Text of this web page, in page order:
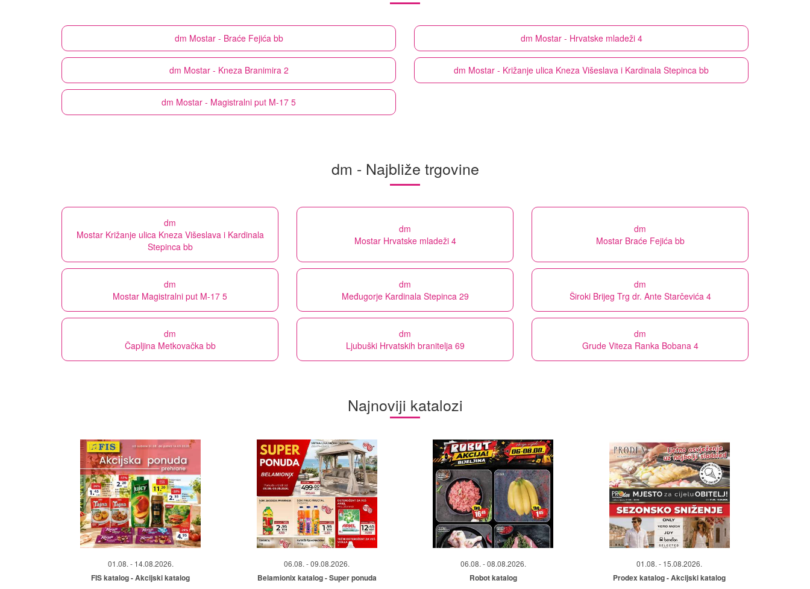
dm Mostar - Braće Fejića bb dm Mostar - Hrvatske mladeži 4
dm Mostar - Kneza Branimira 2 dm Mostar - Križanje ulica Kneza Višeslava i Kardinala Stepinca bb
dm Mostar - Magistralni put M-17 5
dm - Najbliže trgovine
dm
Mostar Križanje ulica Kneza Višeslava i Kardinala
Stepinca bb
dm
Mostar Hrvatske mladeži 4
dm
Mostar Braće Fejića bb
dm
Mostar Magistralni put M-17 5
dm
Međugorje Kardinala Stepinca 29
dm
Široki Brijeg Trg dr. Ante Starčevića 4
dm
Čapljina Metkovačka bb
dm
Ljubuški Hrvatskih branitelja 69
dm
Grude Viteza Ranka Bobana 4
Najnoviji katalozi
01.08. - 14.08.2026.
FIS katalog - Akcijski katalog
06.08. - 09.08.2026.
Belamionix katalog - Super ponuda
06.08. - 08.08.2026.
Robot katalog
01.08. - 15.08.2026.
Prodex katalog - Akcijski katalog